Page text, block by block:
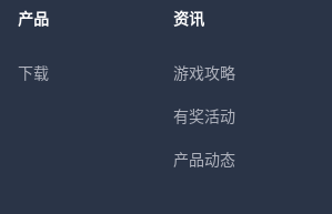
产品
下载
资讯
游戏攻略
有奖活动
产品动态